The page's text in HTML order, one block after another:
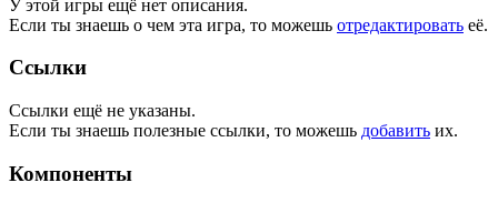
У этой игры ещё нет описания.
Если ты знаешь о чем эта игра, то можешь отредактировать её.
Ссылки
Ссылки ещё не указаны.
Если ты знаешь полезные ссылки, то можешь добавить их.
Компоненты